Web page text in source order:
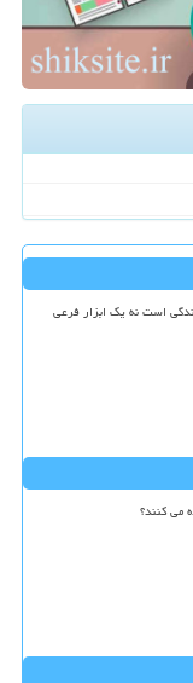
است نه یک ابزار فرعی
می کنند؟